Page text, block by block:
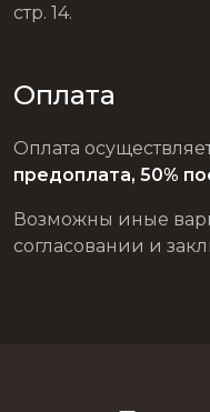
стр. 14.
Оплата
Оплата
предоплата, 50%
Возможны иные
согласовании и